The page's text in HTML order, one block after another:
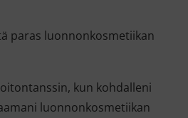
paras luonnonkosmetiikan
kun kohdalleni
luonnonkosmetiikan